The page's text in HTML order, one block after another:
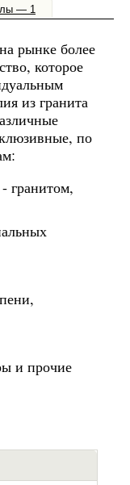
— 1
рынке более
которое
из гранита
по
гранитом,
и прочие